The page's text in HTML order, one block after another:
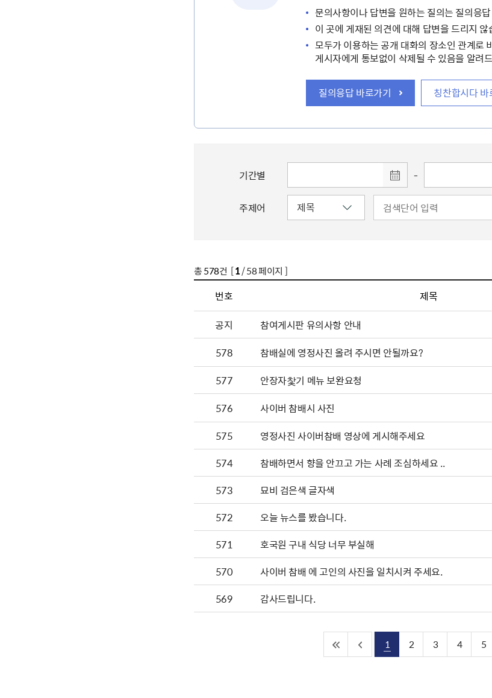
문의사항이나 답변을 원하는 질의는 질의응
이 곳에 게재된 의견에 대해 답변을 드리지 않
모두가 이용하는 공개 대화의 장소인 관계로
게시자에게 통보없이 삭제될 수 있음을 알려
질의응답 바로가기 칭찬합시다 바
기간별 -
주제어
총578건 [1/ 58 페이지 ]
번호 제목
공지
참여게시판 유의사항 안내
578
참배실에 영정사진 올려 주시면 안될까요?
577
안장자찿기 메뉴 보완요청
576
사이버 참배시 사진
575
영정사진 사이버참배 영상에 게시해주세요
574
참배하면서 향을 안끄고 가는 사례 조심하세요 ..
573
묘비 검은색 글자색
572
오늘 뉴스를 봤습니다.
571
호국원 구내 식당 너무 부실해
570
사이버 참배 에 고인의 사진을 일치시켜 주세요.
569
감사드립니다.
1 2 3 4 5